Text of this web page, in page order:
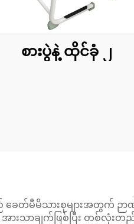
စားပွဲနဲ့ ထိုင်ခုံ ၂
ခေတ်မီမိသားစုများအတွက်
က အားသာချက်ဖြစ်ပြီး